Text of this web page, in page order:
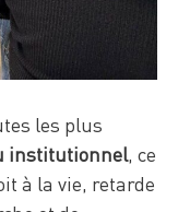
les plus
institutionnel, ce
à la vie, retarde